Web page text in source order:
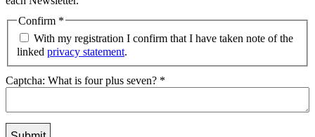
Confirm *
With my registration I confirm that I have taken note of the
linked privacy statement.
Captcha: What is four plus seven? *